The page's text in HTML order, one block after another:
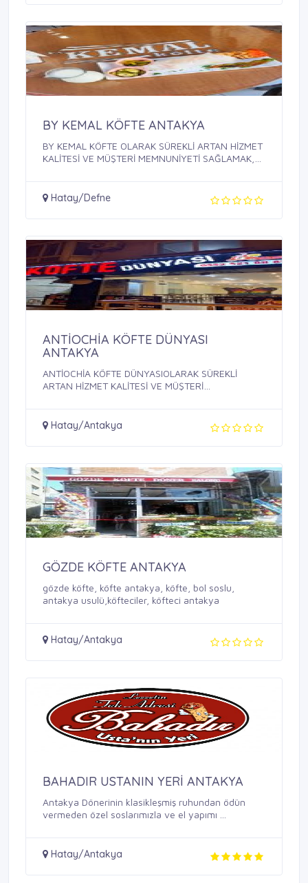
BY KEMAL KÖFTE ANTAKYA
BY KEMAL KÖFTE OLARAK SÜREKLİ ARTAN HİZMET
KALİTESİ VE MÜŞTERİ MEMNUNİYETİ SAĞLAMAK,
Hatay/Defne
ANTİOCHİA KÖFTE DÜNYASI
ANTAKYA
ANTİOCHİA KÖFTE DÜNYASIOLARAK SÜREKLİ
ARTAN HİZMET KALİTESİ VE MÜŞTERİ
Hatay/Antakya
GÖZDE KÖFTE ANTAKYA
gözde köfte, köfte antakya, köfte, bol soslu,
antakya usulü,köfteciler, köfteci antakya
Hatay/Antakya
BAHADIR USTANIN YERİ ANTAKYA
Antakya Dönerinin klasikleşmiş ruhundan ödün
vermeden özel soslarımızla ve el yapımı ...
Hatay/Antakya